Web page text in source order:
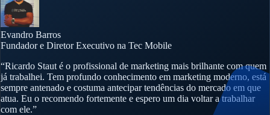
Evandro Barros
Fundador e Diretor Executivo na Tec Mobile
“Ricardo Staut é o profissional de marketing mais brilhante com quem
já trabalhei. Tem profundo conhecimento em marketing moderno, está
sempre antenado e costuma antecipar tendências do mercado em que
atua. Eu o recomendo fortemente e espero um dia voltar a trabalhar
com ele.”